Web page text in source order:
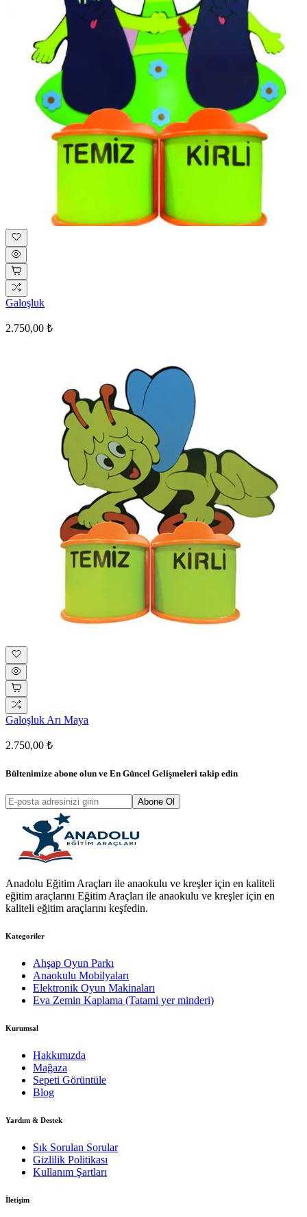
Galoşluk
2.750,00 ₺
Galoşluk Arı Maya
2.750,00 ₺
Bültenimize abone olun ve En Güncel Gelişmeleri takip edin
Abone Ol
Anadolu Eğitim Araçları ile anaokulu ve kreşler için en kaliteli
eğitim araçlarını Eğitim Araçları ile anaokulu ve kreşler için en
kaliteli eğitim araçlarını keşfedin.
Kategoriler
Ahşap Oyun Parkı
Anaokulu Mobilyaları
Elektronik Oyun Makinaları
Eva Zemin Kaplama (Tatami yer minderi)
Kurumsal
Hakkımızda
Mağaza
Sepeti Görüntüle
Blog
Yardım & Destek
Sık Sorulan Sorular
Gizlilik Politikası
Kullanım Şartları
İletişim